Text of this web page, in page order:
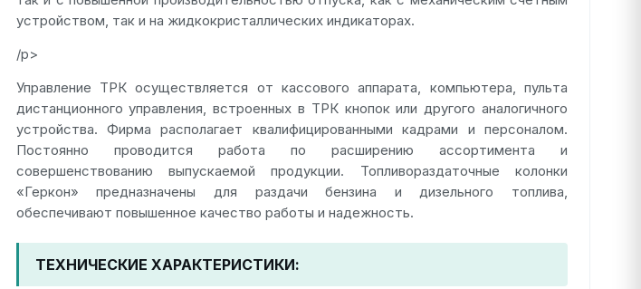
устройством, так и на жидкокристаллических индикаторах.
/p>
Управление ТРК осуществляется от кассового аппарата, компьютера, пульта
дистанционного управления, встроенных в ТРК кнопок или другого аналогичного
устройства. Фирма располагает квалифицированными кадрами и персоналом.
Постоянно проводится работа по расширению ассортимента и
совершенствованию выпускаемой продукции. Топливораздаточные колонки
«Геркон» предназначены для раздачи бензина и дизельного топлива,
обеспечивают повышенное качество работы и надежность.
ТЕХНИЧЕСКИЕ ХАРАКТЕРИСТИКИ: